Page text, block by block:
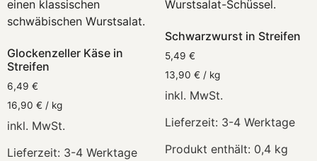
Glockenzeller Käse in
Streifen
6,49 €
16,90 € / kg
inkl. MwSt.
Lieferzeit: 3-4 Werktage
Schwarzwurst in Streifen
5,49 €
13,90 € / kg
inkl. MwSt.
Lieferzeit: 3-4 Werktage
Produkt enthält: 0,4 kg